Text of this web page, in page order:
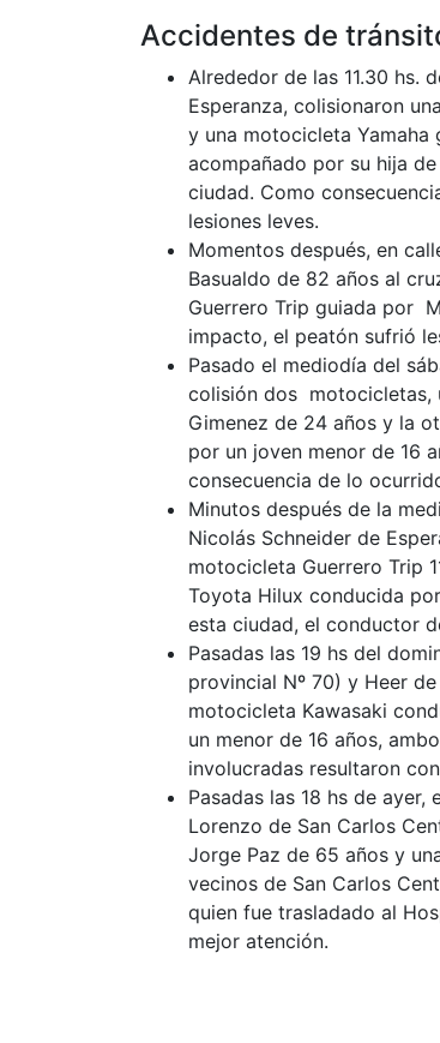
Accidentes de
Alrededor de las 11.30 hs.
Esperanza, colisionaron
y una motocicleta Yamaha
acompañado por su hija
ciudad. Como
lesiones leves.
Momentos después, en
Basualdo de 82 años al
Guerrero Trip guiada por
impacto, el peatón sufrió
Pasado el mediodía del
colisión dos motocicletas,
Gimenez de 24 años y la
por un joven menor de 16
consecuencia de lo
Minutos después de la
Nicolás Schneider de
motocicleta Guerrero Trip
Toyota Hilux conducida
esta ciudad, el conductor
Pasadas las 19 hs del
provincial Nº 70) y Heer
motocicleta Kawasaki
un menor de 16 años,
involucradas resultaron
Pasadas las 18 hs de
Lorenzo de San Carlos
Jorge Paz de 65 años y
vecinos de San Carlos
quien fue trasladado al
mejor atención.